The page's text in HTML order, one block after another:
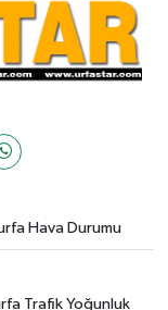
Hava Durumu
Trafik Yoğunluk